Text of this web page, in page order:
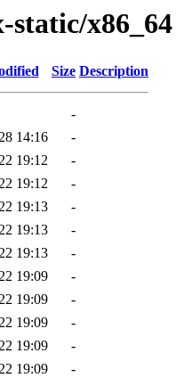
x86_64
Size Description
-
14:16
-
19:12
-
19:12
-
19:13
-
19:13
-
19:13
-
19:09
-
19:09
-
19:09
-
19:09
-
19:09
-